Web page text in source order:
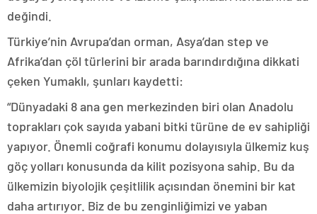
değindi.
Türkiye’nin Avrupa’dan orman, Asya’dan step ve
Afrika’dan çöl türlerini bir arada barındırdığına dikkati
çeken Yumaklı, şunları kaydetti:
“Dünyadaki 8 ana gen merkezinden biri olan Anadolu
toprakları çok sayıda yabani bitki türüne de ev sahipliği
yapıyor. Önemli coğrafi konumu dolayısıyla ülkemiz kuş
göç yolları konusunda da kilit pozisyona sahip. Bu da
ülkemizin biyolojik çeşitlilik açısından önemini bir kat
daha artırıyor. Biz de bu zenginliğimizi ve yaban